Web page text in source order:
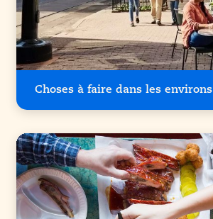
Choses à faire dans les environs